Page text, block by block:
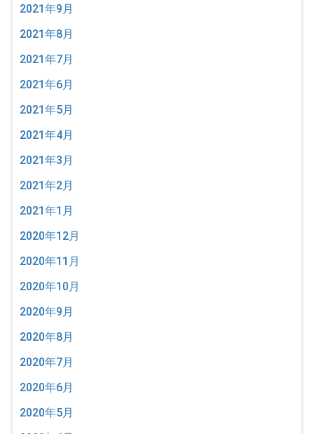
2021年9月
2021年8月
2021年7月
2021年6月
2021年5月
2021年4月
2021年3月
2021年2月
2021年1月
2020年12月
2020年11月
2020年10月
2020年9月
2020年8月
2020年7月
2020年6月
2020年5月